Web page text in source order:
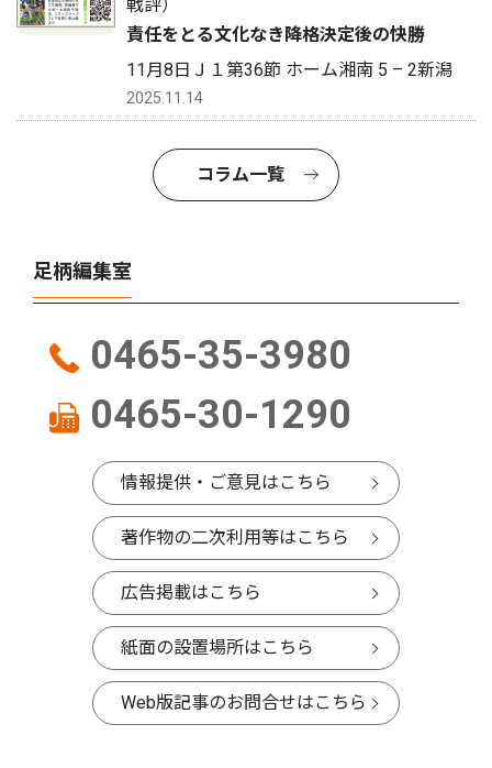
戦評）
責任をとる文化なき降格決定後の快勝
11月8日Ｊ１第36節 ホーム湘南 5 – 2新潟
2025.11.14
コラム一覧
足柄編集室
0465-35-3980
0465-30-1290
情報提供・ご意見はこちら
著作物の二次利用等はこちら
広告掲載はこちら
紙面の設置場所はこちら
Web版記事のお問合せはこちら